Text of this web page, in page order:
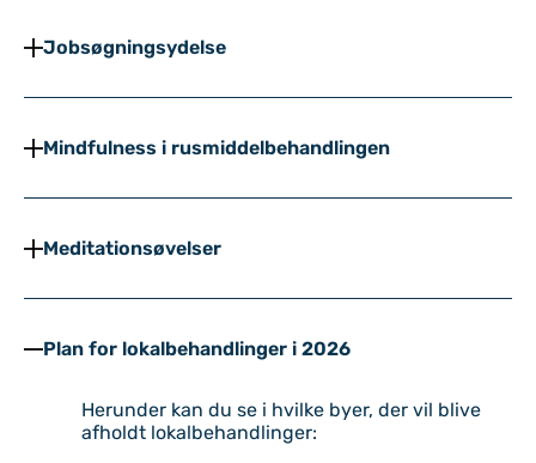
Jobsøgningsydelse
Mindfulness i rusmiddelbehandlingen
Meditationsøvelser
Plan for lokalbehandlinger i 2026
Herunder kan du se i hvilke byer, der vil blive
afholdt lokalbehandlinger: